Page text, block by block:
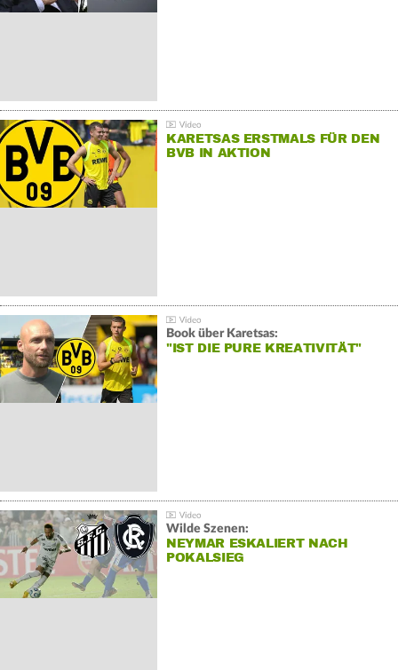
KARETSAS ERSTMALS FÜR DEN
BVB IN AKTION
Book über Karetsas:
"IST DIE PURE KREATIVITÄT"
Wilde Szenen:
NEYMAR ESKALIERT NACH
POKALSIEG